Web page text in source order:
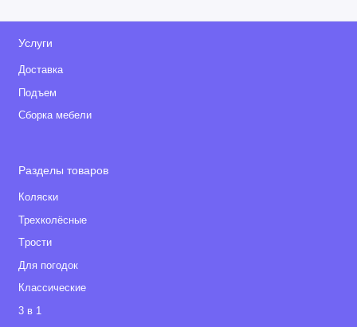
Услуги
Доставка
Подъем
Сборка мебели
Разделы товаров
Коляски
Трехколёсные
Tрости
Для погодок
Классические
3 в 1